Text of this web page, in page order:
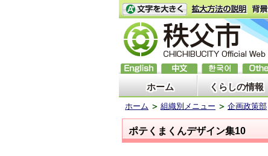
ホーム くらしの情報
ホーム 組織別メニュー 企画政策部
ポテくまくんデザイン集10